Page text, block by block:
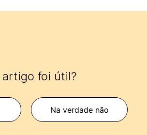
artigo foi útil?
Na verdade não